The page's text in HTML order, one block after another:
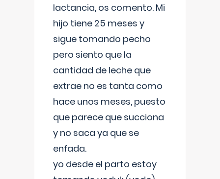
lactancia, os comento. Mi
hijo tiene 25 meses y
sigue tomando pecho
pero siento que la
cantidad de leche que
extrae no es tanta como
hace unos meses, puesto
que parece que succiona
y no saca ya que se
enfada.
yo desde el parto estoy